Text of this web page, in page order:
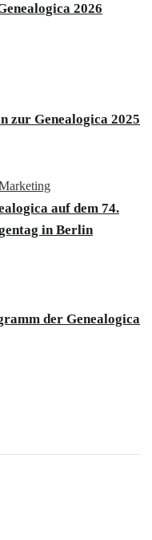
2026
zur Genealogica 2025
auf dem 74.
in Berlin
der Genealogica